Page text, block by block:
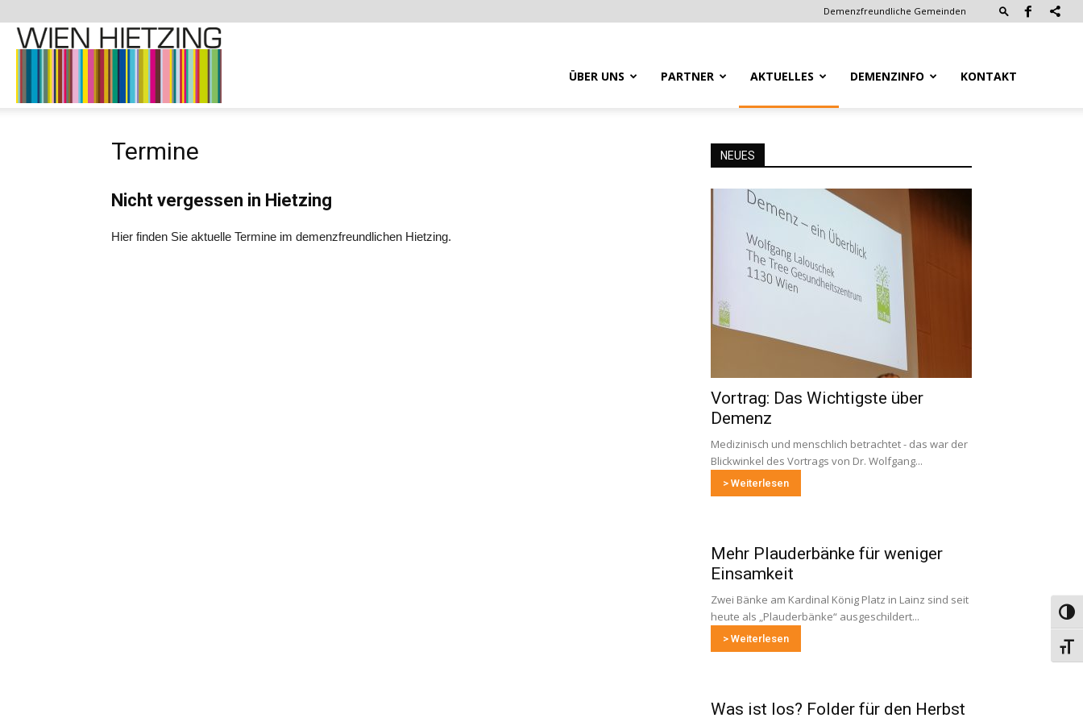
Demenzfreundliche Gemeinden
–
ÜBER UNS PARTNER AKTUELLES DEMENZINFO KONTAKT
Termine
Nicht vergessen in Hietzing
Hier finden Sie aktuelle Termine im demenzfreundlichen Hietzing.
NEUES
Vortrag: Das Wichtigste über
Demenz
Medizinisch und menschlich betrachtet - das war der
Blickwinkel des Vortrags von Dr. Wolfgang...
> Weiterlesen
Mehr Plauderbänke für weniger
Einsamkeit
Zwei Bänke am Kardinal König Platz in Lainz sind seit
heute als „Plauderbänke“ ausgeschildert...
> Weiterlesen
Was ist los? Folder für den Herbst